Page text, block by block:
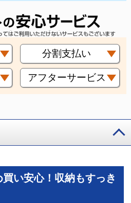
分割支払い
アフターサービス
い安心！収納もすっき